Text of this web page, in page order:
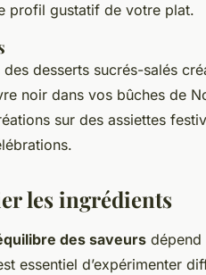
profil gustatif de votre plat.
desserts sucrés-salés
noir dans vos bûches de
sur des assiettes
les ingrédients
des saveurs dépend
essentiel d’expérimenter